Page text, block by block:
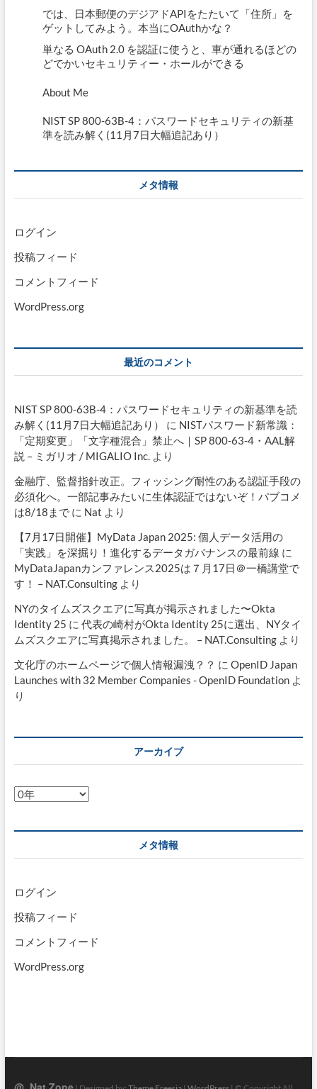
―」
では、日本郵便のデジアドAPIをたたいて「住所」を
ゲットしてみよう。本当にOAuthかな？
単なる OAuth 2.0 を認証に使うと、車が通れるほどの
どでかいセキュリティー・ホールができる
About Me
NIST SP 800-63B-4：パスワードセキュリティの新基
準を読み解く(11月7日大幅追記あり）
メタ情報
ログイン
投稿フィード
コメントフィード
WordPress.org
最近のコメント
NIST SP 800-63B-4：パスワードセキュリティの新基準を読
み解く(11月7日大幅追記あり）
に NISTパスワード新常識：
「定期変更」「文字種混合」禁止へ｜SP 800-63-4・AAL解
説 – ミガリオ / MIGALIO Inc.より
金融庁、監督指針改正。フィッシング耐性のある認証手段の
必須化へ。一部記事みたいに生体認証ではないぞ！パブコメ
は8/18までに Nat より
【7月17日開催】MyData Japan 2025: 個人データ活用の
「実践」を深掘り！進化するデータガバナンスの最前線 に
MyDataJapanカンファレンス2025は７月17日＠一橋講堂で
す！ – NAT.Consultingより
NYのタイムズスクエアに写真が掲示されました〜Okta
Identity 25 に 代表の崎村がOkta Identity 25に選出、NYタイ
ムズスクエアに写真掲示されました。 – NAT.Consultingより
文化庁のホームページで個人情報漏洩？？ に OpenID Japan
Launches with 32 Member Companies - OpenID Foundationよ
り
アーカイブ
ア
ブ
メタ情報
ログイン
投稿フィード
コメントフィード
WordPress.org